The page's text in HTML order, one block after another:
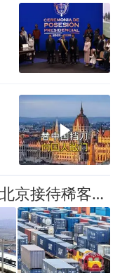
失去重要伙伴后，中国在北京接待稀客，又在欧洲腹地添一块压舱石